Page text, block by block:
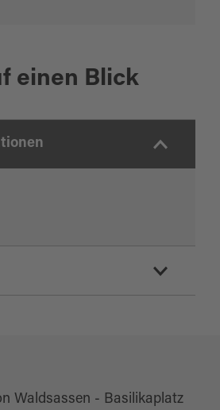
einen Blick
Waldsassen - Basilikaplatz